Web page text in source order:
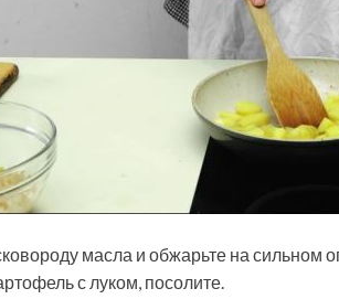
масла и обжарьте на сильном
с луком, посолите.